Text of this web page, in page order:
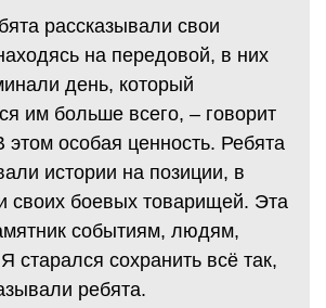
рассказывали свои
на передовой, в них
день, который
им больше всего, – говорит
этом особая ценность. Ребята
истории на позиции, в
своих боевых товарищей. Эта
событиям, людям,
старался сохранить всё так,
ребята.